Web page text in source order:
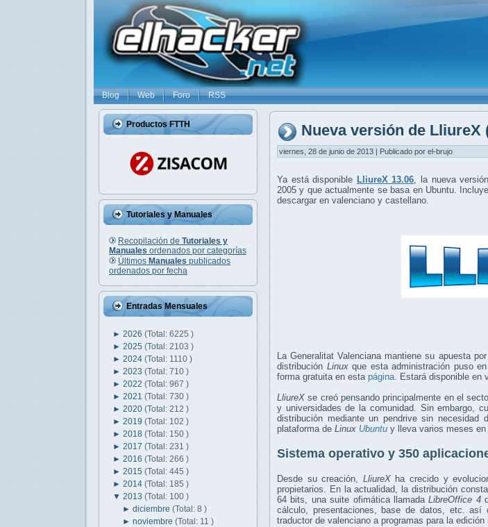
Blog Web Foro RSS
Productos FTTH
Tutoriales y Manuales
Recopilación de Tutoriales y
Manuales ordenados por categorías
Últimos Manuales publicados
ordenados por fecha
Entradas Mensuales
► 2026 (Total: 6225 )
► 2025 (Total: 2103 )
► 2024 (Total: 1110 )
► 2023 (Total: 710 )
► 2022 (Total: 967 )
► 2021 (Total: 730 )
► 2020 (Total: 212 )
► 2019 (Total: 102 )
► 2018 (Total: 150 )
► 2017 (Total: 231 )
► 2016 (Total: 266 )
► 2015 (Total: 445 )
► 2014 (Total: 185 )
▼ 2013 (Total: 100 )
►diciembre(Total: 8 )
►noviembre(Total: 11 )
Nueva versión de
viernes, 28 de junio de 2013 | Publicado por el-brujo
Ya está disponible LliureX 13.06 , la nueva
2005 y que actualmente se basa en Ubuntu.
descargar en valenciano y castellano.
La Generalitat Valenciana mantiene su apuesta
distribución Linuxque esta administración puso
forma gratuita en esta página . Estará disponible
LliureX se creó pensando principalmente en el
y universidades de la comunidad. Sin embargo,
distribución mediante un pendrive sin
plataforma de Linux Ubuntu y lleva varios meses en
Sistema operativo y 350
Desde su creación, LliureXha crecido y
propietarios. En la actualidad, la distribución
64 bits, una suite ofimática llamadaLibreOffice 4
cálculo, presentaciones, base de datos, etc.
traductor de valenciano a programas para la